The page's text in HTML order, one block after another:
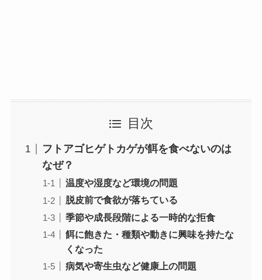
目次
フトアゴヒゲトカゲが餌を食べないのは
なぜ？
温度や湿度など環境の問題
脱皮前で食欲が落ちている
季節や成長段階による一時的な拒食
餌に飽きた・種類や動きに興味を持たな
くなった
病気や寄生虫など健康上の問題